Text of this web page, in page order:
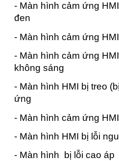
- Màn hình cảm ứng
đen
- Màn hình cảm ứng
- Màn hình cảm ứng
không sáng
- Màn hình HMI bị treo
ứng
- Màn hình cảm ứng
- Màn hình HMI bị lỗi
- Màn hình bị lỗi cao áp